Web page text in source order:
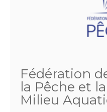
Fédération
la Pêche et
Milieu